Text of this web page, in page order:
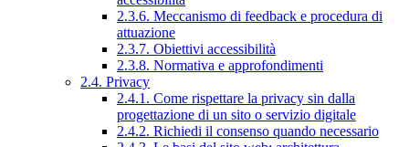
2.3.6. Meccanismo di feedback e procedura di
attuazione
2.3.7. Obiettivi accessibilità
2.3.8. Normativa e approfondimenti
2.4. Privacy
2.4.1. Come rispettare la privacy sin dalla
progettazione di un sito o servizio digitale
2.4.2. Richiedi il consenso quando necessario